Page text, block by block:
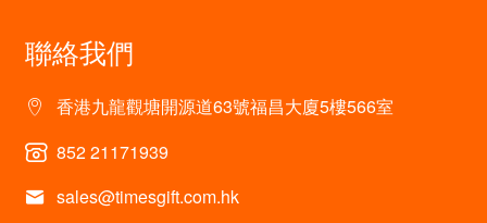
聯絡我們
香港九龍觀塘開源道63號福昌大廈5樓566室
852 21171939
sales@timesgift.com.hk